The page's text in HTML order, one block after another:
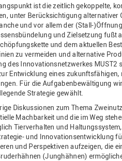
ist die zeitlich gekoppelte,
unter Berücksichtigung
und vor allem der (Stall-
und Zielsetzung fußt
und dem aktuellen
zu vermeiden und alternative
des Innovationsnetzwerkes MUST2
Entwicklung eines
Für die Aufgabenbewältigung
Strategie gewählt.
Diskussionen zum Thema
Machbarkeit und die im Weg
Tierverhalten und
und Innovationsentwicklung
und Perspektiven aufzeigen, die
(Junghähnen)